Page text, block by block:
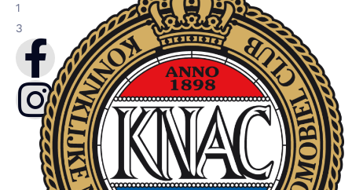
1
3